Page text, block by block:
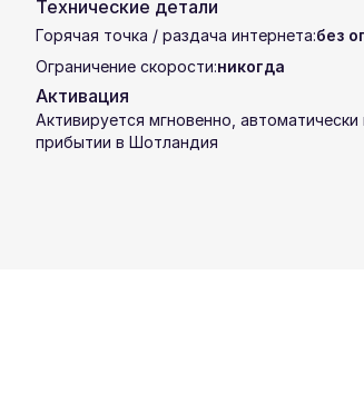
Технические детали
Горячая точка / раздача интернета:без
Ограничение скорости:никогда
Активация
Активируется мгновенно,
прибытии в Шотландия